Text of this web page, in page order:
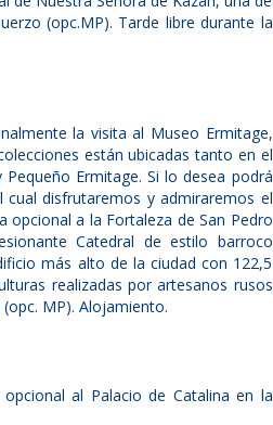
(opc.MP). Tarde libre durante la
la visita al Museo Ermitage,
están ubicadas tanto en el
Ermitage. Si lo desea podrá
disfrutaremos y admiraremos el
a la Fortaleza de San Pedro
Catedral de estilo barroco
más alto de la ciudad con 122,5
realizadas por artesanos rusos
MP). Alojamiento.
al Palacio de Catalina en la